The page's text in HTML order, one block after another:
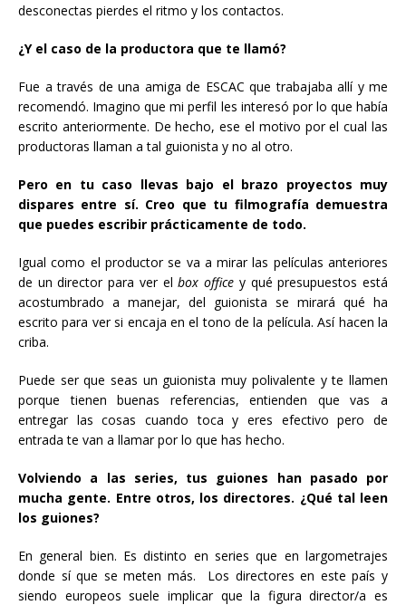
desconectas pierdes el ritmo y los contactos.
¿Y el caso de la productora que te llamó?
Fue a través de una amiga de ESCAC que trabajaba allí y me
recomendó. Imagino que mi perfil les interesó por lo que había
escrito anteriormente. De hecho, ese el motivo por el cual las
productoras llaman a tal guionista y no al otro.
Pero en tu caso llevas bajo el brazo proyectos muy
dispares entre sí. Creo que tu filmografía demuestra
que puedes escribir prácticamente de todo.
Igual como el productor se va a mirar las películas anteriores
de un director para ver elbox office y qué presupuestos está
acostumbrado a manejar, del guionista se mirará qué ha
escrito para ver si encaja en el tono de la película. Así hacen la
criba.
Puede ser que seas un guionista muy polivalente y te llamen
porque tienen buenas referencias, entienden que vas a
entregar las cosas cuando toca y eres efectivo pero de
entrada te van a llamar por lo que has hecho.
Volviendo a las series, tus guiones han pasado por
mucha gente. Entre otros, los directores. ¿Qué tal leen
los guiones?
En general bien. Es distinto en series que en largometrajes
donde sí que se meten más. Los directores en este país y
siendo europeos suele implicar que la figura director/a es